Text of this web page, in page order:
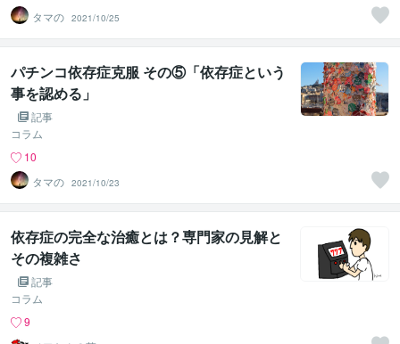
タマの 2021/10/25
パチンコ依存症克服 その⑤「依存症という
事を認める」
記事
コラム
10
タマの 2021/10/23
依存症の完全な治癒とは？専門家の見解と
その複雑さ
記事
コラム
9